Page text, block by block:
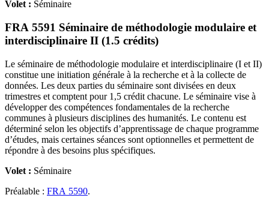
Volet : Séminaire
FRA 5591 Séminaire de méthodologie modulaire et
interdisciplinaire II (1.5 crédits)
Le séminaire de méthodologie modulaire et interdisciplinaire (I et II)
constitue une initiation générale à la recherche et à la collecte de
données. Les deux parties du séminaire sont divisées en deux
trimestres et comptent pour 1,5 crédit chacune. Le séminaire vise à
développer des compétences fondamentales de la recherche
communes à plusieurs disciplines des humanités. Le contenu est
déterminé selon les objectifs d’apprentissage de chaque programme
d’études, mais certaines séances sont optionnelles et permettent de
répondre à des besoins plus spécifiques.
Volet : Séminaire
Préalable : FRA 5590.